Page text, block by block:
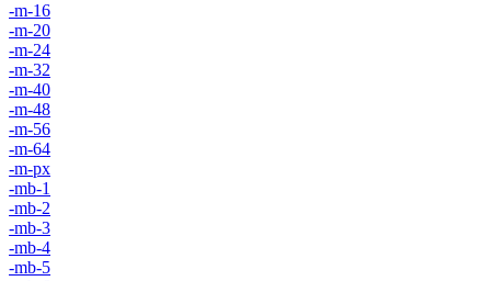
-m-16
-m-20
-m-24
-m-32
-m-40
-m-48
-m-56
-m-64
-m-px
-mb-1
-mb-2
-mb-3
-mb-4
-mb-5